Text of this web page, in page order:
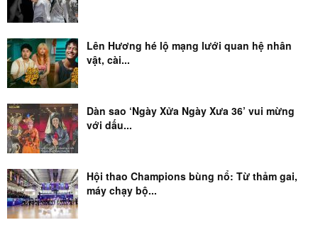
Lên Hương hé lộ mạng lưới quan hệ nhân
vật, cài...
Dàn sao ‘Ngày Xửa Ngày Xưa 36’ vui mừng
với dấu...
Hội thao Champions bùng nổ: Từ thảm gai,
máy chạy bộ...